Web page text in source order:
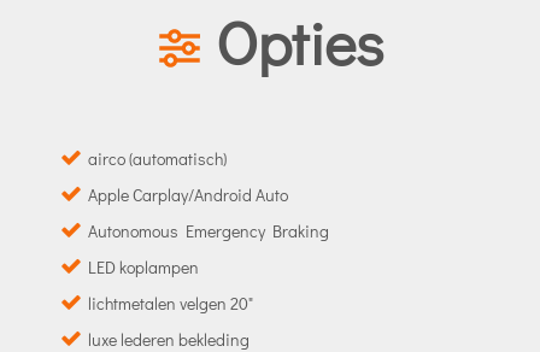
Opties
airco (automatisch)
Apple Carplay/Android Auto
Autonomous Emergency Braking
LED koplampen
lichtmetalen velgen 20"
luxe lederen bekleding